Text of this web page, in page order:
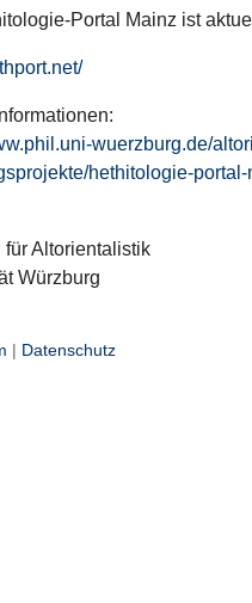
Portal Mainz ist
wuerzburg.de/
hethitologie-portal-
für Altorientalistik
Würzburg
| Datenschutz